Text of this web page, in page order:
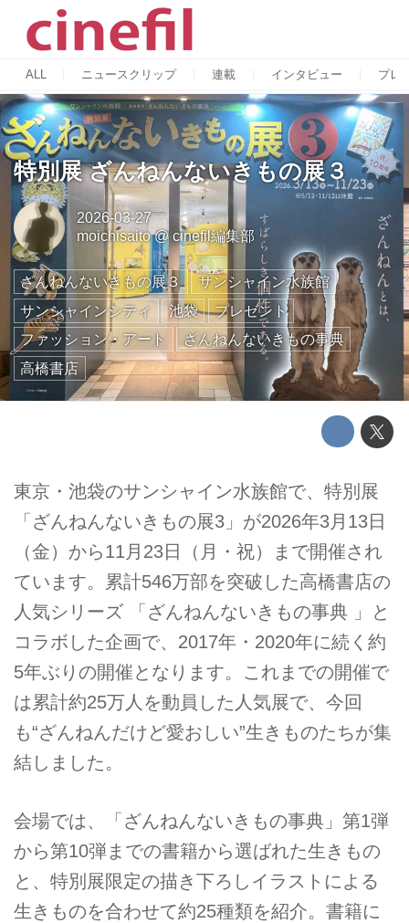
ALL ニュースクリップ 連載 インタビュー プレ
特別展 ざんねんないきもの展３
2026-03-27
moichisaito@ cinefil編集部
ざんねんないきもの展３
サンシャイン水族館
サンシャインシティ
池袋
プレゼント
ファッション・アート
ざんねんないきもの事典
高橋書店
東京・池袋のサンシャイン水族館で、特別展
「ざんねんないきもの展3」が2026年3月13日
（金）から11月23日（月・祝）まで開催され
ています。累計546万部を突破した高橋書店の
人気シリーズ 「ざんねんないきもの事典 」と
コラボした企画で、2017年・2020年に続く約
5年ぶりの開催となります。これまでの開催で
は累計約25万人を動員した人気展で、今回
も“ざんねんだけど愛おしい”生きものたちが集
結しました。
会場では、「ざんねんないきもの事典」第1弾
から第10弾までの書籍から選ばれた生きもの
と、特別展限定の描き下ろしイラストによる
生きものを合わせて約25種類を紹介。書籍に